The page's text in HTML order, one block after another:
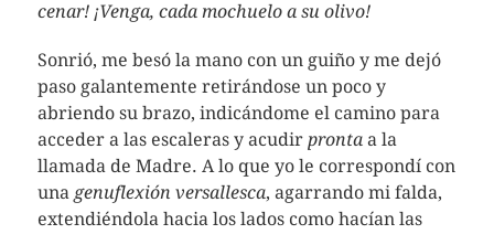
cenar! ¡Venga, cada mochuelo a su olivo!
Sonrió, me besó la mano con un guiño y me dejó
paso galantemente retirándose un poco y
abriendo su brazo, indicándome el camino para
acceder a las escaleras y acudir prontaa la
llamada de Madre. A lo que yo le correspondí con
una genuflexión versallesca, agarrando mi falda,
extendiéndola hacia los lados como hacían las